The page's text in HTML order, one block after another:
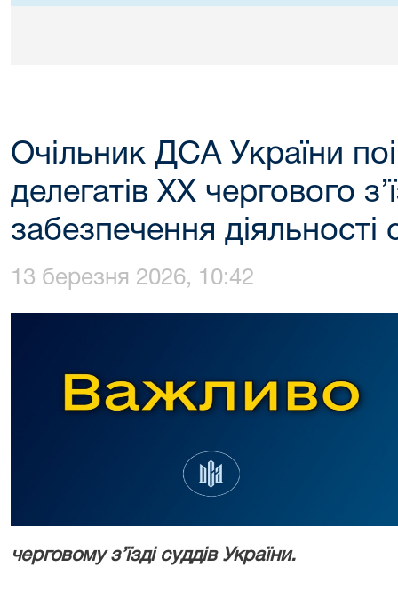
Очільник ДСА України
делегатів ХХ чергового
забезпечення діяльності
13 березня 2026, 10:42
черговому з’їзді суддів України.